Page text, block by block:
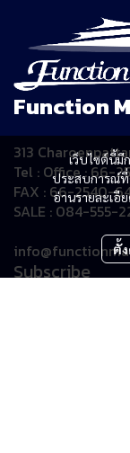
เว็บไซต์นี้มี
ประสบการณ์ที่
อ่านรายละเอี
ตั้
Function
313
Tel : Office : 66-
FAX : 66-2540-
SALE : 084-555-
Subscribe